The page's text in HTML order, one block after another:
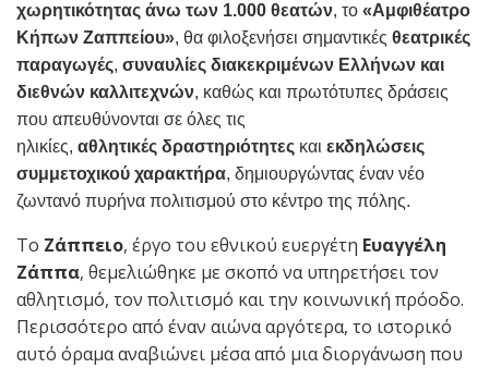
χωρητικότητας άνω των 1.000 θεατών, το «Αμφιθέατρο
Κήπων Ζαππείου», θα φιλοξενήσει σημαντικές θεατρικές
παραγωγές, συναυλίες διακεκριμένων Ελλήνων και
διεθνών καλλιτεχνών, καθώς και πρωτότυπες δράσεις
που απευθύνονται σε όλες τις
ηλικίες, αθλητικές δραστηριότητες και εκδηλώσεις
συμμετοχικού χαρακτήρα, δημιουργώντας έναν νέο
ζωντανό πυρήνα πολιτισμού στο κέντρο της πόλης.
Το Ζάππειο, έργο του εθνικού ευεργέτη Ευαγγέλη
Ζάππα, θεμελιώθηκε με σκοπό να υπηρετήσει τον
αθλητισμό, τον πολιτισμό και την κοινωνική πρόοδο.
Περισσότερο από έναν αιώνα αργότερα, το ιστορικό
αυτό όραμα αναβιώνει μέσα από μια διοργάνωση που